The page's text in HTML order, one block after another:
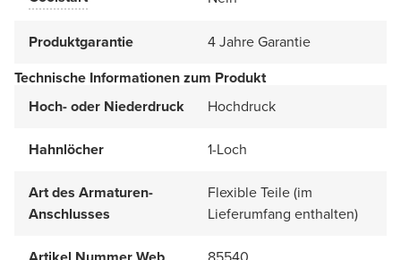
Produktgarantie
4 Jahre Garantie
Technische Informationen zum Produkt
Hoch- oder Niederdruck
Hochdruck
Hahnlöcher 1-Loch
Art des Armaturen-
Anschlusses
Flexible Teile (im
Lieferumfang enthalten)